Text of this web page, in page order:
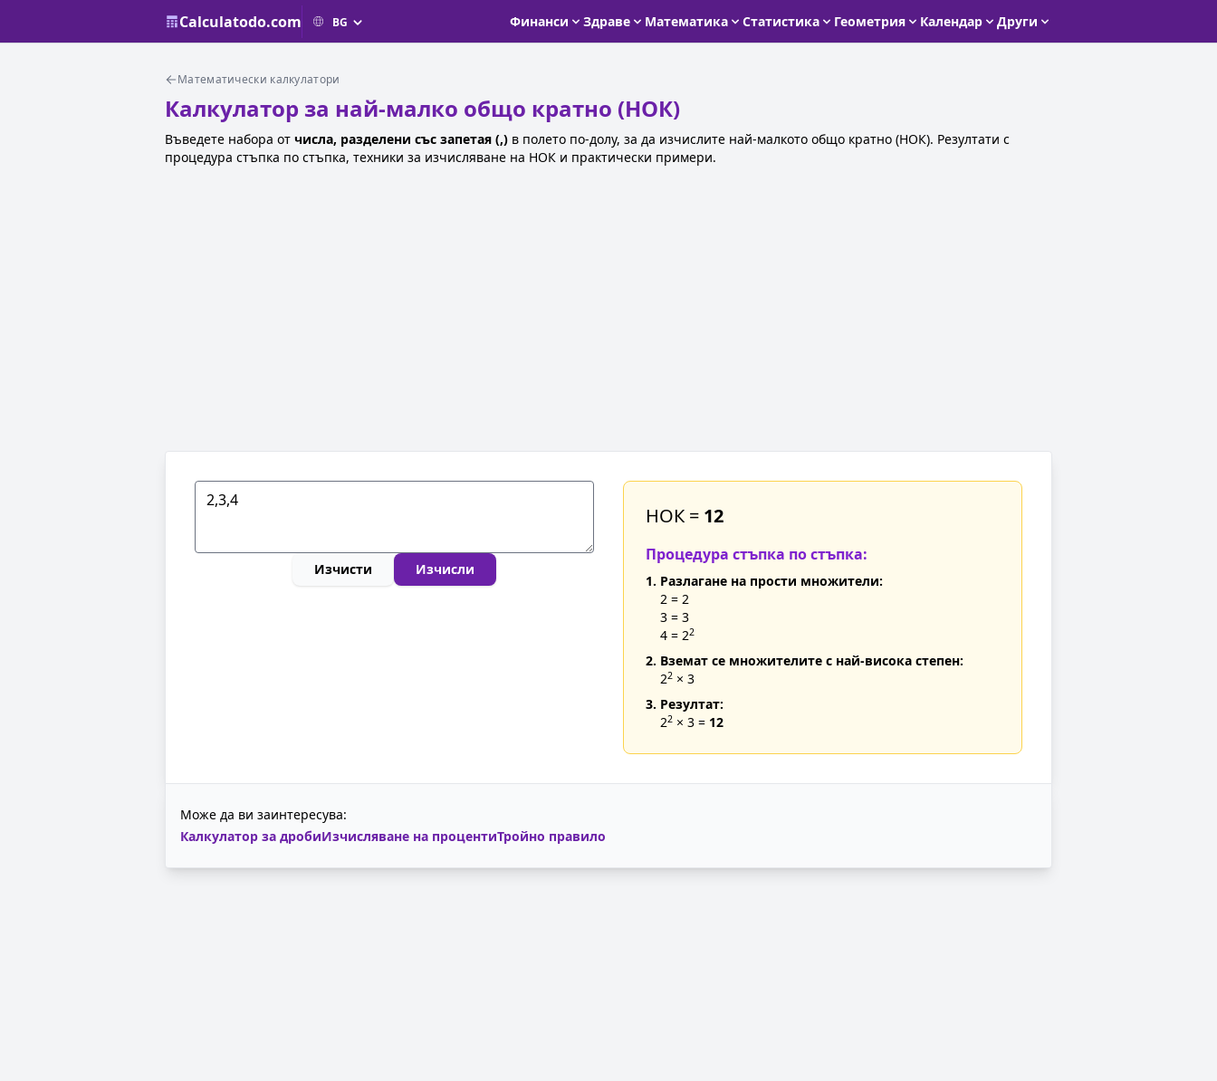
Calculatodo.com Финанси Здраве Математика Статистика Геометрия Календар Други
Математически калкулатори
Калкулатор за най-малко общо кратно (НОК)
Въведете набора от числа, разделени със запетая (,) в полето по-долу, за да изчислите най-малкото общо кратно (НОК). Резултати с
процедура стъпка по стъпка, техники за изчисляване на НОК и практически примери.
Изчисти Изчисли
НОК = 12
Процедура стъпка по стъпка:
1. Разлагане на прости множители:
2 = 2
3 = 3
4 = 22
2. Вземат се множителите с най-висока степен:
22 × 3
3. Резултат:
22 × 3 = 12
Може да ви заинтересува:
Калкулатор за дробиИзчисляване на процентиТройно правило